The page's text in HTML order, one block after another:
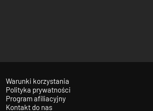
Warunki korzystania
Polityka prywatności
Program afiliacyjny
Kontakt do nas